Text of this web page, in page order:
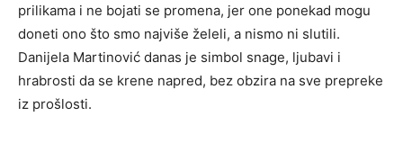
prilikama i ne bojati se promena, jer one ponekad mogu
doneti ono što smo najviše želeli, a nismo ni slutili.
Danijela Martinović danas je simbol snage, ljubavi i
hrabrosti da se krene napred, bez obzira na sve prepreke
iz prošlosti.